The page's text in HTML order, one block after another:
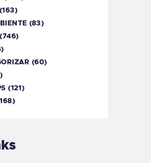
(163)
(83)
(746)
(60)
(121)